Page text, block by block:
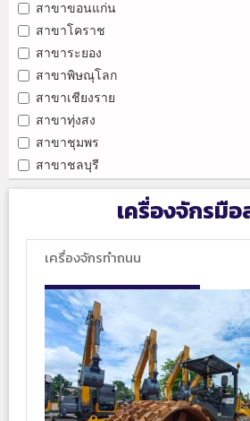
สาขาขอนแก่น
สาขาโคราช
สาขาระยอง
สาขาพิษณุโลก
สาขาเชียงราย
สาขาทุ่งสง
สาขาชุมพร
สาขาชลบุรี
เครื่องจักรมื
เครื่องจักรทำถนน